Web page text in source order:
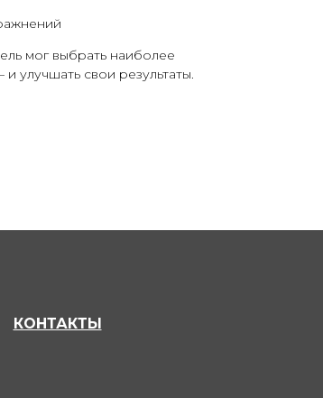
мог выбрать наиболее
улучшать свои результаты.
КОНТАКТЫ